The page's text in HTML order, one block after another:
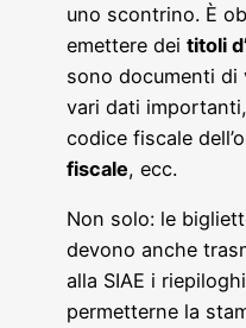
uno scontrino. È
emettere dei titoli
sono documenti
vari dati
codice fiscale
fiscale, ecc.
Non solo: le
devono anche
alla SIAE i
permetterne la